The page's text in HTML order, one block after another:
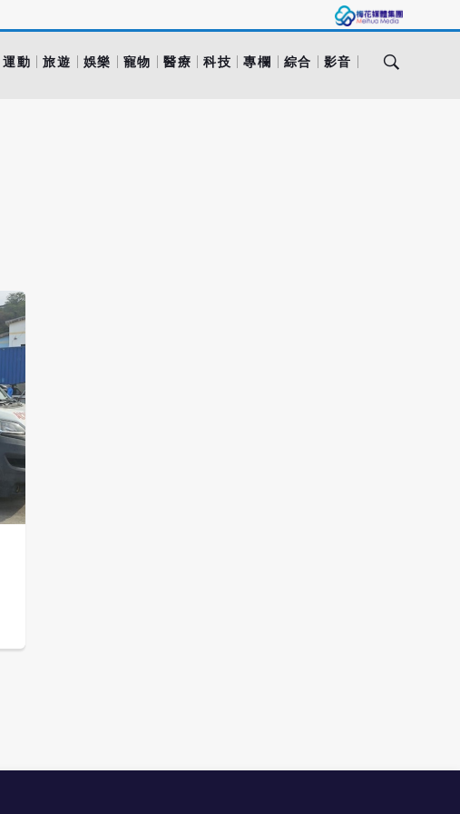
運動 旅遊 娛樂 寵物 醫療 科技 專欄 綜合 影音